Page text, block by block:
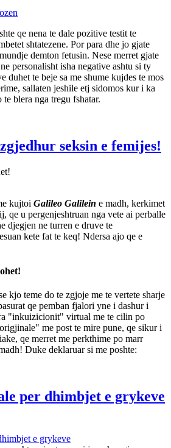
qe nena te dale pozitive testit te
shtatezene. Por para dhe jo gjate
demton fetusin. Nese merret gjate
personalisht isha negative ashtu si ty
duhet te beje sa me shume kujdes te mos
sallaten jeshile etj sidomos kur i ka
blera nga tregu fshatar.
seksin e femijes!
kujtoi Galileo Galilein e madh, kerkimet
qe u pergenjeshtruan nga vete ai perballe
djegjen ne turren e druve te
kete fat te keq! Ndersa ajo qe e
kjo teme do te zgjoje me te vertete sharje
qe pemban fjalori yne i dashur i
"inkuizicionit" virtual me te cilin po
me post te mire pune, qe sikur i
qe merret me perkthime po marr
Duke deklaruar si me poshte:
per dhimbjet e grykeve